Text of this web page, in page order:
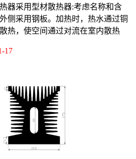
器采用型材散热器:考虑名称和含
侧采用钢板。加热时，热水通过铜
热，使空间通过对流在室内散热
17